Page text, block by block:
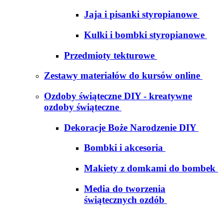
Jaja i pisanki styropianowe
Kulki i bombki styropianowe
Przedmioty tekturowe
Zestawy materiałów do kursów online
Ozdoby świąteczne DIY - kreatywne
ozdoby świąteczne
Dekoracje Boże Narodzenie DIY
Bombki i akcesoria
Makiety z domkami do bombek
Media do tworzenia
świątecznych ozdób